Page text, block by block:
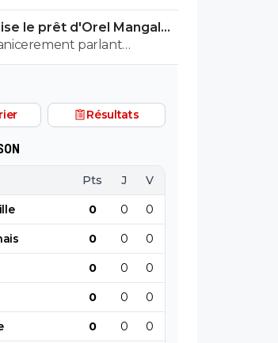
la nuque avant quand
le prêt d'Orel Mangala
parlant
parlant on a eu
bien pire
Résultats
Pts J V
0 0 0
0 0 0
0 0 0
0 0 0
0 0 0